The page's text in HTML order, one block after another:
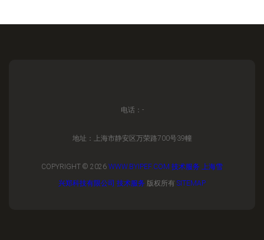
电话：-
地址：上海市静安区万荣路700号39幢
COPYRIGHT © 2026 WWW.BYIPEF.COM 技术服务 上海雪
兴郑科技有限公司 技术服务 版权所有 SITEMAP